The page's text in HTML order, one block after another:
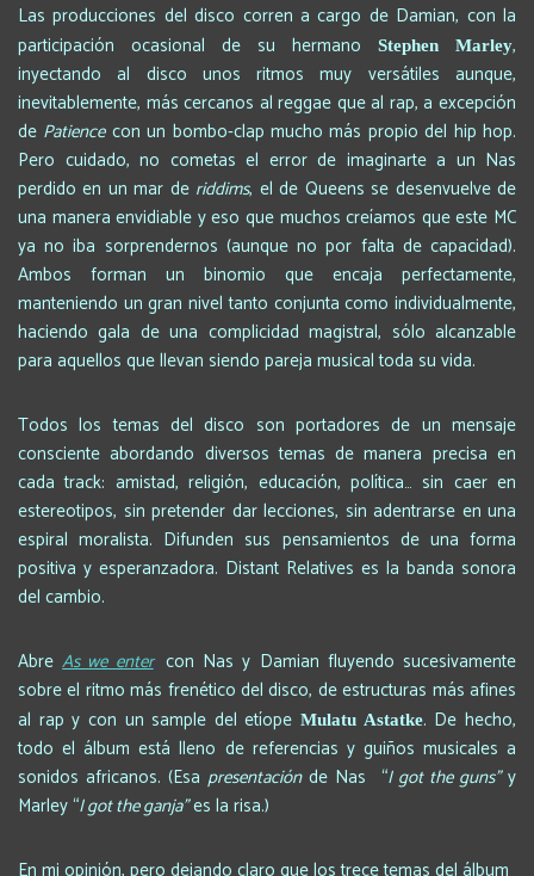
Las producciones del disco corren a cargo de Damian, con la
participación ocasional de su hermano
Stephen Marley,
inyectando al disco unos ritmos muy versátiles aunque,
inevitablemente, más cercanos al reggae que al rap, a excepción
de Patiencecon un bombo-clap mucho más propio del hip hop.
Pero cuidado, no cometas el error de imaginarte a un Nas
perdido en un mar de riddims, el de Queens se desenvuelve de
una manera envidiable y eso que muchos creíamos que este MC
ya no iba sorprendernos (aunque no por falta de capacidad).
Ambos forman un binomio que encaja perfectamente,
manteniendo un gran nivel tanto conjunta como individualmente,
haciendo gala de una complicidad magistral, sólo alcanzable
para aquellos que llevan siendo pareja musical toda su vida.
Todos los temas del disco son portadores de un mensaje
consciente abordando diversos temas de manera precisa en
cada track: amistad, religión, educación, política… sin caer en
estereotipos, sin pretender dar lecciones, sin adentrarse en una
espiral moralista. Difunden sus pensamientos de una forma
positiva y esperanzadora. Distant Relatives es la banda sonora
del cambio.
AbreAs we enter, con Nas y Damian fluyendo sucesivamente
sobre el ritmo más frenético del disco, de estructuras más afines
al rap y con un sample del etíopeMulatu Astatke. De hecho,
todo el álbum está lleno de referencias y guiños musicales a
sonidos africanos. (Esapresentaciónde Nas “I got the guns”y
Marley “I got the ganja”es la risa.)